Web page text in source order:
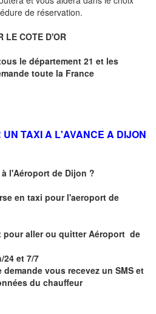
de réservation.
LE COTE D'OR
le département 21 et les
toute la France
TAXI A L'AVANCE A DIJON
l'Aéroport de Dijon ?
en taxi pour l'aeroport de
pour aller ou quitter Aéroport de
24 et 7/7
demande vous recevez un SMS et
du chauffeur